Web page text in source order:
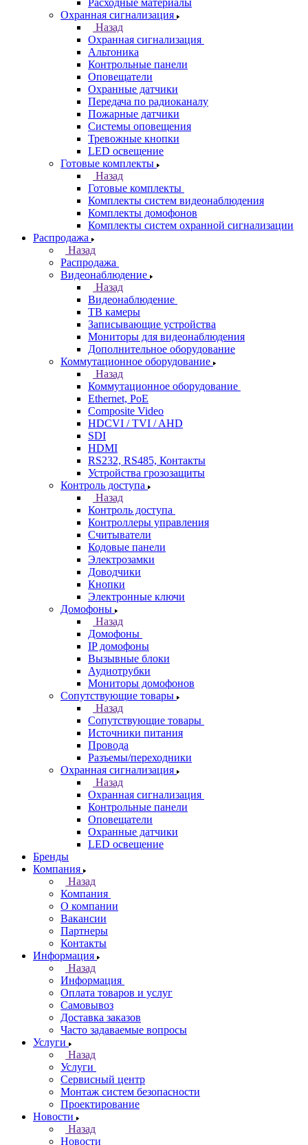
Расходные материалы
Охранная сигнализация
Назад
Охранная сигнализация
Альтоника
Контрольные панели
Оповещатели
Охранные датчики
Передача по радиоканалу
Пожарные датчики
Системы оповещения
Тревожные кнопки
LED освещение
Готовые комплекты
Назад
Готовые комплекты
Комплекты систем видеонаблюдения
Комплекты домофонов
Комплекты систем охранной сигнализации
Распродажа
Назад
Распродажа
Видеонаблюдение
Назад
Видеонаблюдение
ТВ камеры
Записывающие устройства
Мониторы для видеонаблюдения
Дополнительное оборудование
Коммутационное оборудование
Назад
Коммутационное оборудование
Ethernet, PoE
Composite Video
HDCVI / TVI / AHD
SDI
HDMI
RS232, RS485, Контакты
Устройства грозозащиты
Контроль доступа
Назад
Контроль доступа
Контроллеры управления
Считыватели
Кодовые панели
Электрозамки
Доводчики
Кнопки
Электронные ключи
Домофоны
Назад
Домофоны
IP домофоны
Вызывные блоки
Аудиотрубки
Мониторы домофонов
Сопутствующие товары
Назад
Сопутствующие товары
Источники питания
Провода
Разъемы/переходники
Охранная сигнализация
Назад
Охранная сигнализация
Контрольные панели
Оповещатели
Охранные датчики
LED освещение
Бренды
Компания
Назад
Компания
О компании
Вакансии
Партнеры
Контакты
Информация
Назад
Информация
Оплата товаров и услуг
Самовывоз
Доставка заказов
Часто задаваемые вопросы
Услуги
Назад
Услуги
Сервисный центр
Монтаж систем безопасности
Проектирование
Новости
Назад
Новости